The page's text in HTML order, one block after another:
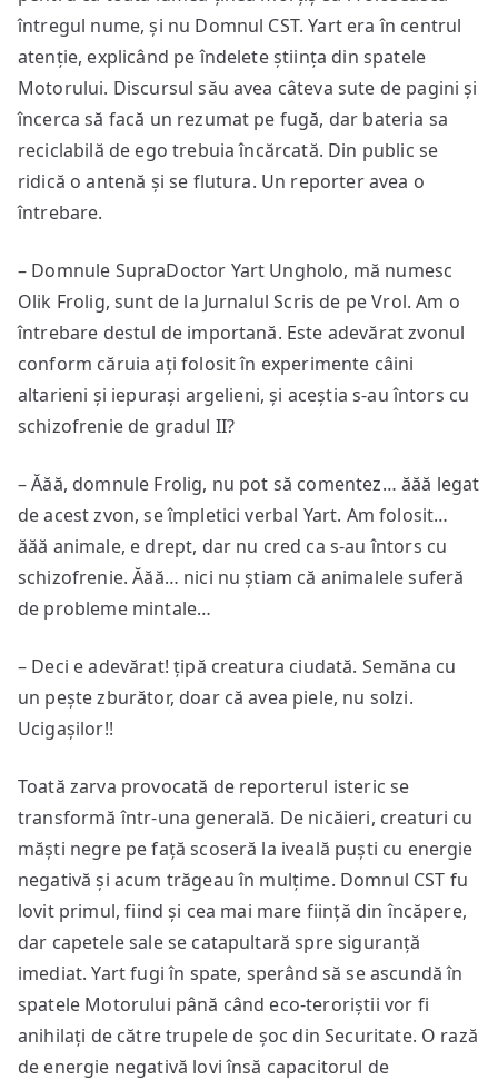
întregul nume, și nu Domnul CST. Yart era în centrul
atenție, explicând pe îndelete știința din spatele
Motorului. Discursul său avea câteva sute de pagini și
încerca să facă un rezumat pe fugă, dar bateria sa
reciclabilă de ego trebuia încărcată. Din public se
ridică o antenă și se flutura. Un reporter avea o
întrebare.
– Domnule SupraDoctor Yart Ungholo, mă numesc
Olik Frolig, sunt de la Jurnalul Scris de pe Vrol. Am o
întrebare destul de importană. Este adevărat zvonul
conform căruia ați folosit în experimente câini
altarieni și iepurași argelieni, și aceștia s-au întors cu
schizofrenie de gradul II?
– Ăăă, domnule Frolig, nu pot să comentez… ăăă legat
de acest zvon, se împletici verbal Yart. Am folosit…
ăăă animale, e drept, dar nu cred ca s-au întors cu
schizofrenie. Ăăă… nici nu știam că animalele suferă
de probleme mintale…
– Deci e adevărat! țipă creatura ciudată. Semăna cu
un pește zburător, doar că avea piele, nu solzi.
Ucigașilor!!
Toată zarva provocată de reporterul isteric se
transformă într-una generală. De nicăieri, creaturi cu
măști negre pe față scoseră la iveală puști cu energie
negativă și acum trăgeau în mulțime. Domnul CST fu
lovit primul, fiind și cea mai mare ființă din încăpere,
dar capetele sale se catapultară spre siguranță
imediat. Yart fugi în spate, sperând să se ascundă în
spatele Motorului până când eco-teroriștii vor fi
anihilați de către trupele de șoc din Securitate. O rază
de energie negativă lovi însă capacitorul de